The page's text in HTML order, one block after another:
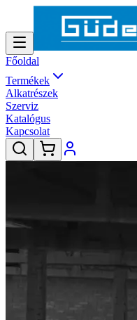
Főoldal
Termékek
Alkatrészek
Szerviz
Katalógus
Kapcsolat